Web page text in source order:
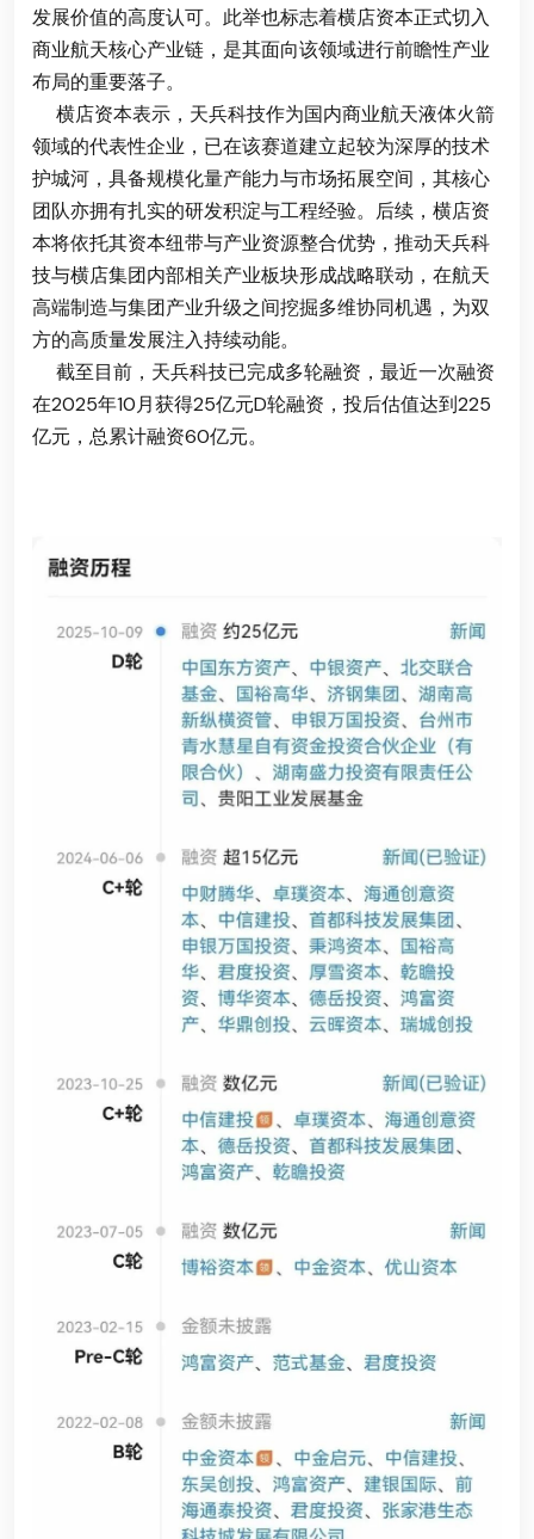
发展价值的高度认可。此举也标志着横店资本正式切入
商业航天核心产业链，是其面向该领域进行前瞻性产业
布局的重要落子。
横店资本表示，天兵科技作为国内商业航天液体火箭
领域的代表性企业，已在该赛道建立起较为深厚的技术
护城河，具备规模化量产能力与市场拓展空间，其核心
团队亦拥有扎实的研发积淀与工程经验。后续，横店资
本将依托其资本纽带与产业资源整合优势，推动天兵科
技与横店集团内部相关产业板块形成战略联动，在航天
高端制造与集团产业升级之间挖掘多维协同机遇，为双
方的高质量发展注入持续动能。
截至目前，天兵科技已完成多轮融资，最近一次融资
在2025年10月获得25亿元D轮融资，投后估值达到225
亿元，总累计融资60亿元。